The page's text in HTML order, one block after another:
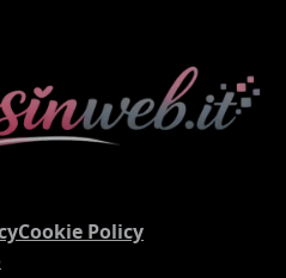
Cookie Policy